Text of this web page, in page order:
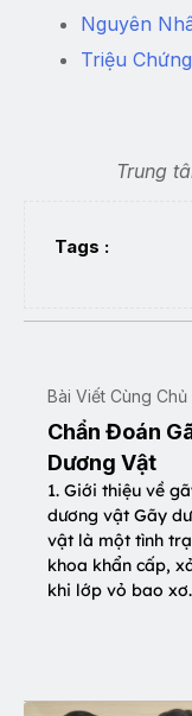
Nguyên
Triệu
Trung
Tags :
Bài Viết Cùng
Chẩn Đoán
Dương Vật
1. Giới thiệu về
dương vật Gãy
vật là một tình
khoa khẩn cấp,
khi lớp vỏ bao